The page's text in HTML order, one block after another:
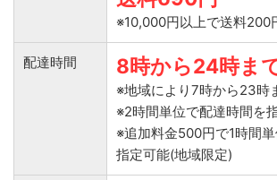
※10,000円以上で送料200
配達時間 8時から24時ま
※地域により7時から23時
※2時間単位で配達時間を
※追加料金500円で1時間
指定可能(地域限定)